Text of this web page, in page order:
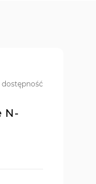
dostępność
N-